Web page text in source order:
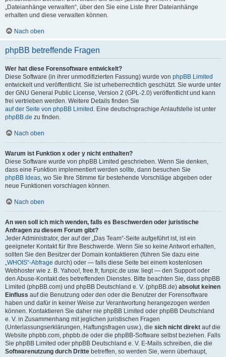
„Dateianhänge verwalten“, über den Sie eine Liste Ihrer Dateianhänge
erhalten und diese verwalten können.
Nach oben
phpBB betreffende Fragen
Wer hat diese Forensoftware entwickelt?
Diese Software (in ihrer unmodifizierten Fassung) wurde von phpBB Limited
entwickelt und veröffentlicht. Sie ist urheberrechtlich geschützt. Sie wurde unter
der GNU General Public License, Version 2 (GPL-2.0) veröffentlicht und kann
frei vertrieben werden. Weitere Details finden Sie
auf der Seite von phpBB Limited . Eine deutschsprachige Anlaufstelle ist unter
phpBB.de zu finden.
Nach oben
Warum ist Funktion x oder y nicht enthalten?
Diese Software wurde von phpBB Limited geschrieben. Wenn Sie denken,
dass eine Funktion implementiert werden sollte, dann besuchen Sie
phpBB Ideas, wo Sie Ihre Stimme für bestehende Vorschläge abgeben oder
neue Funktionen vorschlagen können.
Nach oben
An wen soll ich mich wenden, falls es Beschwerden oder juristische
Anfragen zu diesem Forum gibt?
Jeder Administrator, der auf der „Das Team“-Seite aufgeführt ist, ist ein
geeigneter Kontakt für Ihre Beschwerde. Wenn Sie so keine Antwort erhalten,
sollten Sie den Besitzer der Domain kontaktieren (führen Sie dazu eine
„WHOIS“-Abfrage durch) oder — falls diese Seite bei einem kostenlosen
Webhoster wie z. B. Yahoo!, free.fr, funpic.de usw. liegt — den Support oder
den Abuse-Kontakt des betreffenden Dienstes. Bitte beachten Sie, dass phpBB
Limited (phpBB.com) und phpBB Deutschland e. V. (phpBB.de) absolut keinen
Einfluss auf die Benutzung oder den oder die Benutzer der Forensoftware
haben und dafür in keiner Weise zur Verantwortung herangezogen werden
können. Kontaktieren Sie daher nie phpBB Limited oder phpBB Deutschland
e. V. in Zusammenhang mit jeglichen juristischen Fragen
(Unterlassungserklärungen, Haftungsfragen usw.), die sich nicht direkt auf die
Website phpbb.com, phpbb.de oder die phpBB-Software selbst beziehen. Falls
Sie phpBB Limited oder phpBB Deutschland e. V. E-Mails schreiben, die die
Softwarenutzung durch Dritte betreffen, so werden Sie, wenn überhaupt,